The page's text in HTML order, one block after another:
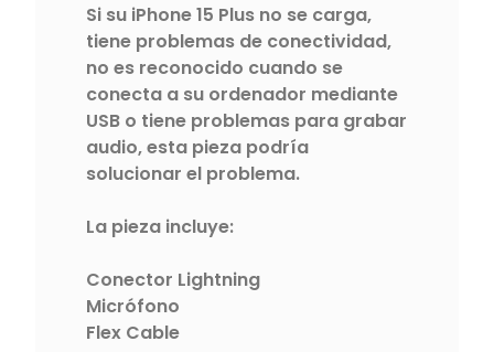
Si su iPhone 15 Plus no se carga,
tiene problemas de conectividad,
no es reconocido cuando se
conecta a su ordenador mediante
USB o tiene problemas para grabar
audio, esta pieza podría
solucionar el problema.
La pieza incluye:
Conector Lightning
Micrófono
Flex Cable